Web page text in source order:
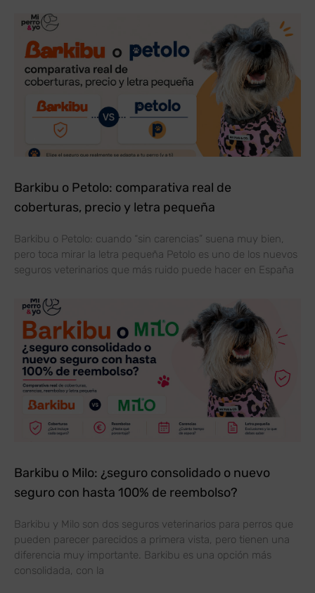
Barkibu o Petolo: comparativa real de
coberturas, precio y letra pequeña
Barkibu o Petolo: cuando “sin carencias” suena muy bien,
pero toca mirar la letra pequeña Petolo es uno de los nuevos
seguros veterinarios que más ruido puede hacer en España
Barkibu o Milo: ¿seguro consolidado o nuevo
seguro con hasta 100% de reembolso?
Barkibu y Milo son dos seguros veterinarios para perros que
pueden parecer parecidos a primera vista, pero tienen una
diferencia muy importante. Barkibu es una opción más
consolidada, con la